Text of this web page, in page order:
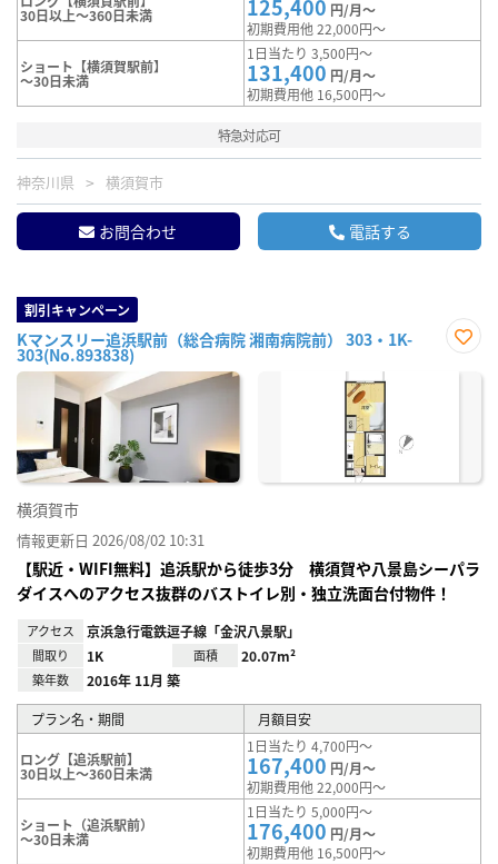
30日以上～360日未満 125,400 円/月～
初期費用他 22,000円～
ショート【横須賀駅前】
～30日未満
1日当たり 3,500円～
131,400 円/月～
初期費用他 16,500円～
特急対応可
神奈川県 横須賀市
お問合わせ 電話する
割引キャンペーン
Kマンスリー追浜駅前（総合病院 湘南病院前） 303・1K-
303(No.893838)
に入
横須賀市
情報更新日 2026/08/02 10:31
【駅近・WIFI無料】追浜駅から徒歩3分 横須賀や八景島シーパラ
ダイスへのアクセス抜群のバストイレ別・独立洗面台付物件！
アクセス 京浜急行電鉄逗子線「金沢八景駅」
間取り 1K 面積 20.07m²
築年数 2016年 11月 築
プラン名・期間 月額目安
ロング【追浜駅前】
30日以上～360日未満
1日当たり 4,700円～
167,400 円/月～
初期費用他 22,000円～
ショート（追浜駅前）
～30日未満
1日当たり 5,000円～
176,400 円/月～
初期費用他 16,500円～